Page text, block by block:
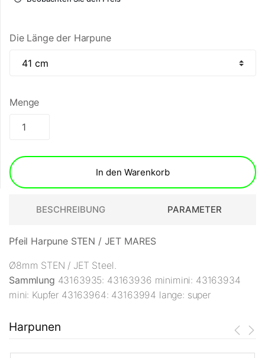
Die Länge der Harpune
Menge
In den Warenkorb
BESCHREIBUNG PARAMETER
Pfeil Harpune STEN / JET MARES
Ø8mm STEN / JET Steel.
Sammlung 43163935: 43163936 minimini: 43163934
mini: Kupfer 43163964: 43163994 lange: super
Harpunen